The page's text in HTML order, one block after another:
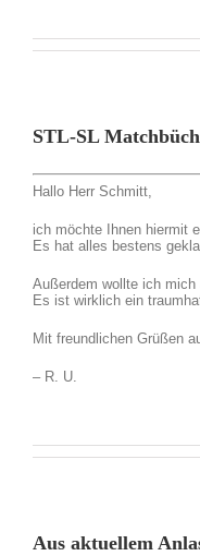
STL-SL
Hallo Herr Schmitt,
ich möchte Ihnen hiermit
Es hat alles bestens
Außerdem wollte ich
Es ist wirklich ein
Mit freundlichen Grüßen
– R. U.
Aus aktuellem